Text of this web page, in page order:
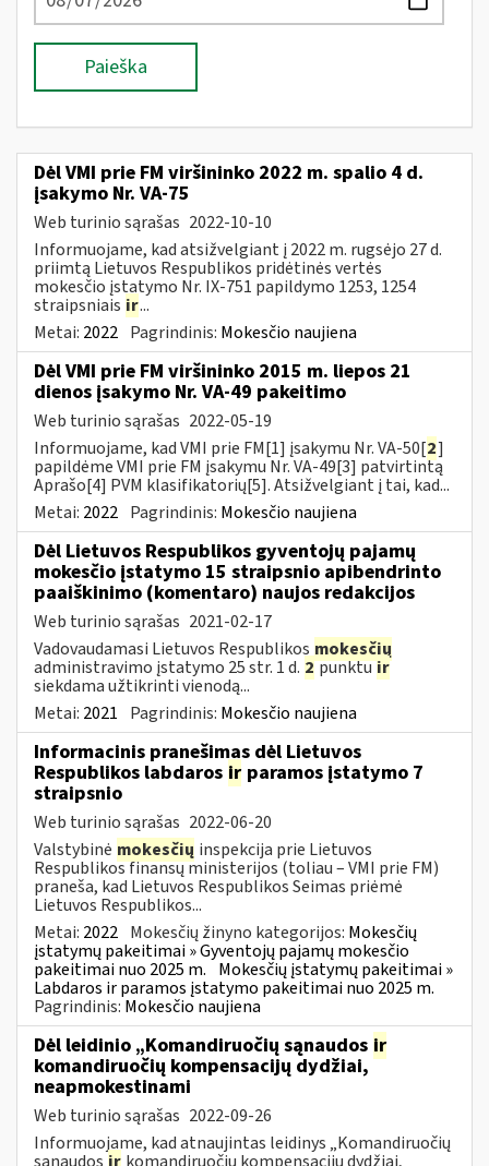
Paieška
Dėl VMI prie FM viršininko 2022 m. spalio 4 d.
įsakymo Nr. VA-75
Web turinio sąrašas 2022-10-10
Informuojame, kad atsižvelgiant į 2022 m. rugsėjo 27 d.
priimtą Lietuvos Respublikos pridėtinės vertės
mokesčio įstatymo Nr. IX-751 papildymo 1253, 1254
straipsniais ir...
Metai: 2022 Pagrindinis: Mokesčio naujiena
Dėl VMI prie FM viršininko 2015 m. liepos 21
dienos įsakymo Nr. VA-49 pakeitimo
Web turinio sąrašas 2022-05-19
Informuojame, kad VMI prie FM[1] įsakymu Nr. VA-50[2]
papildėme VMI prie FM įsakymu Nr. VA-49[3] patvirtintą
Aprašo[4] PVM klasifikatorių[5]. Atsižvelgiant į tai, kad...
Metai: 2022 Pagrindinis: Mokesčio naujiena
Dėl Lietuvos Respublikos gyventojų pajamų
mokesčio įstatymo 15 straipsnio apibendrinto
paaiškinimo (komentaro) naujos redakcijos
Web turinio sąrašas 2021-02-17
Vadovaudamasi Lietuvos Respublikos mokesčių
administravimo įstatymo 25 str. 1 d. 2punktuir
siekdama užtikrinti vienodą...
Metai: 2021 Pagrindinis: Mokesčio naujiena
Informacinis pranešimas dėl Lietuvos
Respublikos labdaros ir paramos įstatymo 7
straipsnio
Web turinio sąrašas 2022-06-20
Valstybinė mokesčių inspekcija prie Lietuvos
Respublikos finansų ministerijos (toliau – VMI prie FM)
praneša, kad Lietuvos Respublikos Seimas priėmė
Lietuvos Respublikos...
Metai: 2022 Mokesčių žinyno kategorijos: Mokesčių
įstatymų pakeitimai » Gyventojų pajamų mokesčio
pakeitimai nuo 2025 m. Mokesčių įstatymų pakeitimai »
Labdaros ir paramos įstatymo pakeitimai nuo 2025 m.
Pagrindinis: Mokesčio naujiena
Dėl leidinio „Komandiruočių sąnaudos ir
komandiruočių kompensacijų dydžiai,
neapmokestinami
Web turinio sąrašas 2022-09-26
Informuojame, kad atnaujintas leidinys „Komandiruočių
sąnaudos ir komandiruočių kompensacijų dydžiai,